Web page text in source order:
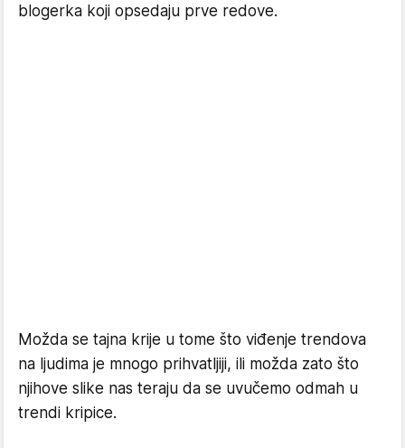
blogerka koji opsedaju prve redove.
Možda se tajna krije u tome što viđenje trendova
na ljudima je mnogo prihvatljiji, ili možda zato što
njihove slike nas teraju da se uvučemo odmah u
trendi kripice.